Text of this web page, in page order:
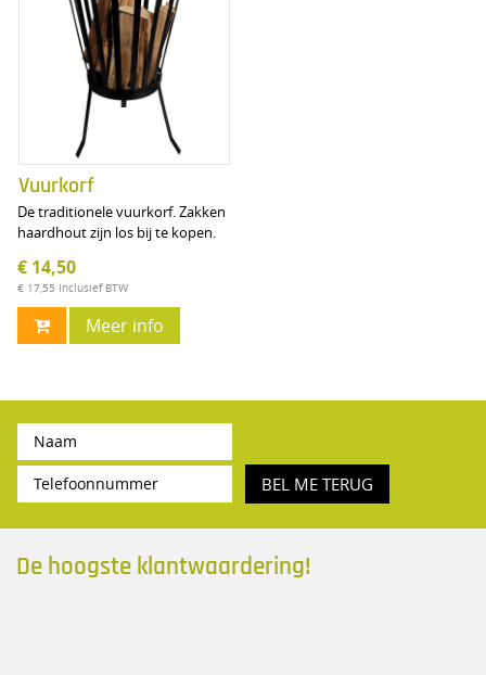
Vuurkorf
De traditionele vuurkorf. Zakken
haardhout zijn los bij te kopen.
€ 14,50
€ 17,55 Inclusief BTW
Meer info
BEL ME TERUG
De hoogste klantwaardering!